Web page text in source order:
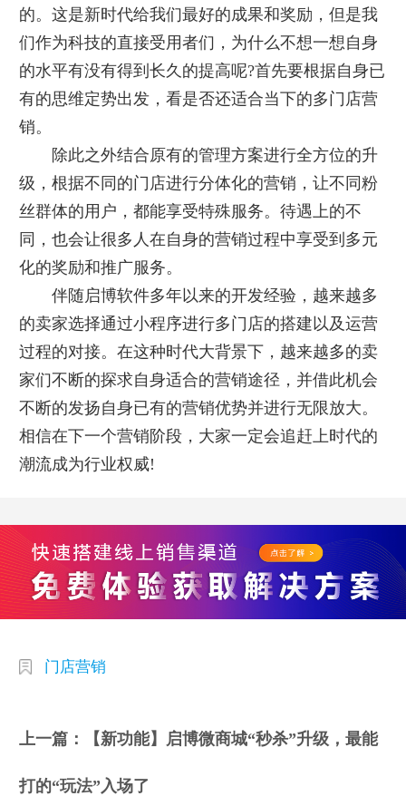
的。这是新时代给我们最好的成果和奖励，但是我
们作为科技的直接受用者们，为什么不想一想自身
的水平有没有得到长久的提高呢?首先要根据自身已
有的思维定势出发，看是否还适合当下的多门店营
销。
除此之外结合原有的管理方案进行全方位的升
级，根据不同的门店进行分体化的营销，让不同粉
丝群体的用户，都能享受特殊服务。待遇上的不
同，也会让很多人在自身的营销过程中享受到多元
化的奖励和推广服务。
伴随启博软件多年以来的开发经验，越来越多
的卖家选择通过小程序进行多门店的搭建以及运营
过程的对接。在这种时代大背景下，越来越多的卖
家们不断的探求自身适合的营销途径，并借此机会
不断的发扬自身已有的营销优势并进行无限放大。
相信在下一个营销阶段，大家一定会追赶上时代的
潮流成为行业权威!
门店营销
上一篇：【新功能】启博微商城“秒杀”升级，最能
打的“玩法”入场了